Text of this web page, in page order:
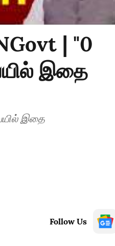
| "0
இதை
இதை
Follow Us